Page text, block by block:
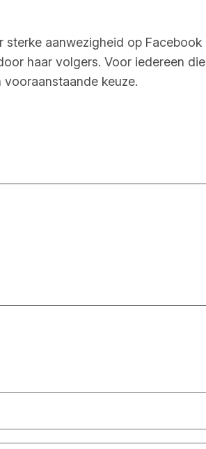
aanwezigheid op Facebook
haar volgers. Voor iedereen
keuze.